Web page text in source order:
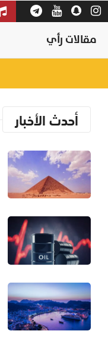
مقالات رأي
أحدث الأخبار